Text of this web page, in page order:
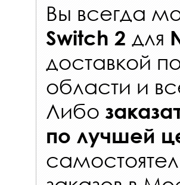
Вы всегда
Switch 2 для
доставкой
области и
Либо
по лучшей